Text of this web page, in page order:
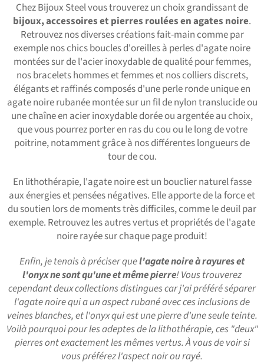
Chez Bijoux Steel vous trouverez un choix grandissant de
bijoux, accessoires et pierres roulées en agates noire.
Retrouvez nos diverses créations fait-main comme par
exemple nos chics boucles d'oreilles à perles d'agate noire
montées sur de l'acier inoxydable de qualité pour femmes,
nos bracelets hommes et femmes et nos colliers discrets,
élégants et raffinés composés d'une perle ronde unique en
agate noire rubanée montée sur un fil de nylon translucide ou
une chaîne en acier inoxydable dorée ou argentée au choix,
que vous pourrez porter en ras du cou ou le long de votre
poitrine, notamment grâce à nos différentes longueurs de
tour de cou.
En lithothérapie, l'agate noire est un bouclier naturel fasse
aux énergies et pensées négatives. Elle apporte de la force et
du soutien lors de moments très difficiles, comme le deuil par
exemple. Retrouvez les autres vertus et propriétés de l'agate
noire rayée sur chaque page produit!
Enfin, je tenais à préciser quel'agate noire à rayures et
l'onyx ne sont qu'une et même pierre! Vous trouverez
cependant deux collections distingues car j'ai préféré séparer
l'agate noire qui a un aspect rubané avec ces inclusions de
veines blanches, et l'onyx qui est une pierre d'une seule teinte.
Voilà pourquoi pour les adeptes de la lithothérapie, ces "deux"
pierres ont exactement les mêmes vertus. À vous de voir si
vous préférez l'aspect noir ou rayé.